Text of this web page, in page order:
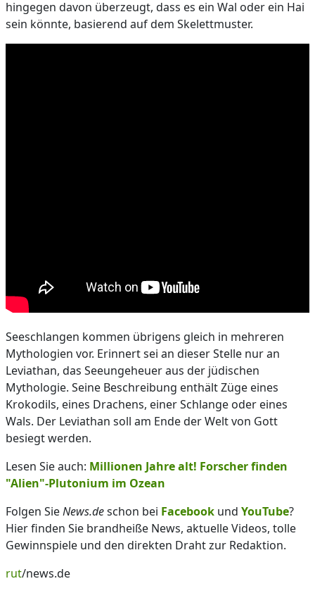
hingegen davon überzeugt, dass es ein Wal oder ein Hai
sein könnte, basierend auf dem Skelettmuster.
Seeschlangen kommen übrigens gleich in mehreren
Mythologien vor. Erinnert sei an dieser Stelle nur an
Leviathan, das Seeungeheuer aus der jüdischen
Mythologie. Seine Beschreibung enthält Züge eines
Krokodils, eines Drachens, einer Schlange oder eines
Wals. Der Leviathan soll am Ende der Welt von Gott
besiegt werden.
Lesen Sie auch: Millionen Jahre alt! Forscher finden
"Alien"-Plutonium im Ozean
Folgen SieNews.deschon bei Facebook und YouTube?
Hier finden Sie brandheiße News, aktuelle Videos, tolle
Gewinnspiele und den direkten Draht zur Redaktion.
rut/news.de